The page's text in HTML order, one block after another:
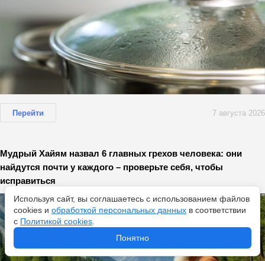
Перейти 7 августа 2026
Мудрый Хайям назвал 6 главных грехов человека: они
найдутся почти у каждого – проверьте себя, чтобы
исправиться
Используя сайт, вы соглашаетесь с использованием файлов
cookies и обработкой персональных данных в соответствии
с Политикой cookies
Понятно